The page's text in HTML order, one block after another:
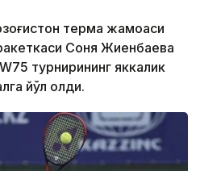
терма жамоаси
Соня Жиенбаева
турнирининг яккалик
йўл олди.